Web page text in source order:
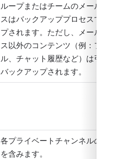
ループまたはチームのメールボ
スはバックアッププロセスでス
プされます。ただし、メールボ
ス以外のコンテンツ（例：ファ
ル、チャット履歴など）は引き
バックアップされます。
各プライベートチャンネルのサ
を含みます。